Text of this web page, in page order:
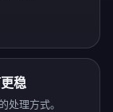
稳
处理方式。